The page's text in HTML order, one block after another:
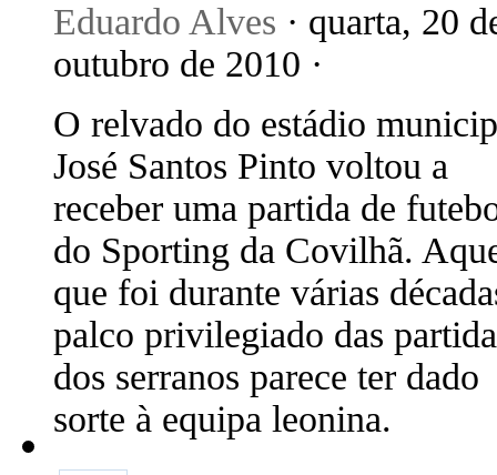
Eduardo Alves · quarta, 20
outubro de 2010 ·
O relvado do estádio
José Santos Pinto voltou a
receber uma partida de
do Sporting da Covilhã.
que foi durante várias
palco privilegiado das
dos serranos parece ter dado
sorte à equipa leonina.